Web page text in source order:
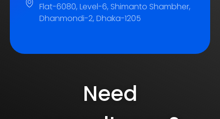
Flat-6080, Level-6, Shimanto Shambher,
Dhanmondi-2, Dhaka-1205
Need